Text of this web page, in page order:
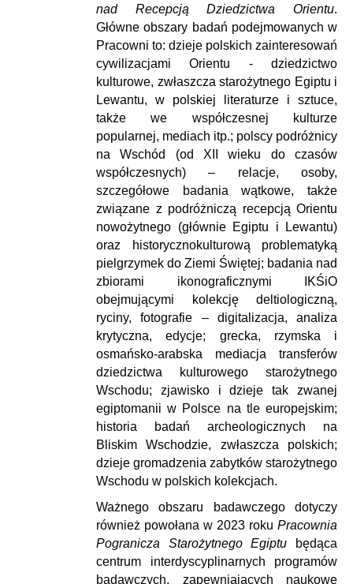
nad Recepcją Dziedzictwa Orientu.
Główne obszary badań podejmowanych w
Pracowni to: dzieje polskich zainteresowań
cywilizacjami Orientu - dziedzictwo
kulturowe, zwłaszcza starożytnego Egiptu i
Lewantu, w polskiej literaturze i sztuce,
także we współczesnej kulturze
popularnej, mediach itp.; polscy podróżnicy
na Wschód (od XII wieku do czasów
współczesnych) – relacje, osoby,
szczegółowe badania wątkowe, także
związane z podróżniczą recepcją Orientu
nowożytnego (głównie Egiptu i Lewantu)
oraz historycznokulturową problematyką
pielgrzymek do Ziemi Świętej; badania nad
zbiorami ikonograficznymi IKŚiO
obejmującymi kolekcję deltiologiczną,
ryciny, fotografie – digitalizacja, analiza
krytyczna, edycje; grecka, rzymska i
osmańsko-arabska mediacja transferów
dziedzictwa kulturowego starożytnego
Wschodu; zjawisko i dzieje tak zwanej
egiptomanii w Polsce na tle europejskim;
historia badań archeologicznych na
Bliskim Wschodzie, zwłaszcza polskich;
dzieje gromadzenia zabytków starożytnego
Wschodu w polskich kolekcjach.
Ważnego obszaru badawczego dotyczy
również powołana w 2023 roku Pracownia
Pogranicza Starożytnego Egiptu będąca
centrum interdyscyplinarnych programów
badawczych, zapewniających naukowe